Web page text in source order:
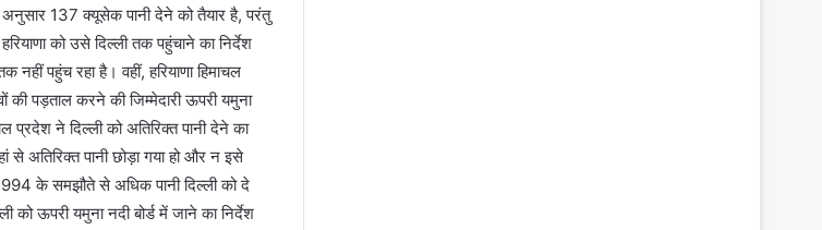
अनुसार 137 क्यूसेक पानी देने को तैयार है, परंतु
को उसे दिल्ली तक पहुंचाने का निर्देश
नहीं पहुंच रहा है। वहीं, हरियाणा हिमाचल
पड़ताल करने की जिम्मेदारी ऊपरी यमुना
प्रदेश ने दिल्ली को अतिरिक्त पानी देने का
अतिरिक्त पानी छोड़ा गया हो और न इसे
के समझौते से अधिक पानी दिल्ली को दे
को ऊपरी यमुना नदी बोर्ड में जाने का निर्देश